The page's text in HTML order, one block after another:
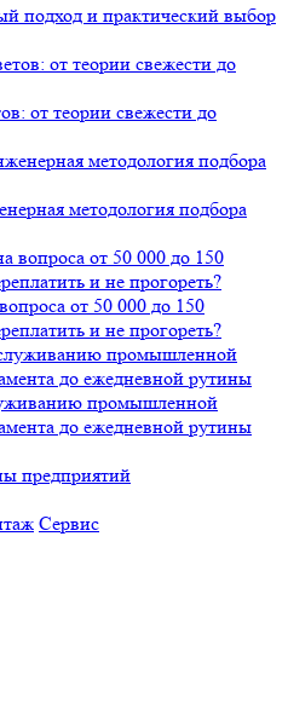
подход и практический выбор
от теории свежести до
методология подбора
от 50 000 до 150
и не прогореть?
промышленной
до ежедневной рутины
предприятий
Сервис